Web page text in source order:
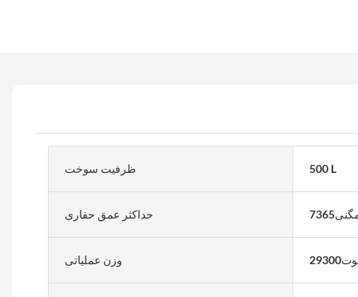
ظرفیت سوخت 500 L
حداکثر عمق حفاری
وزن عملیاتی